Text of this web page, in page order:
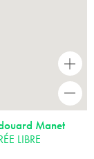
+
Manet
LIBRE